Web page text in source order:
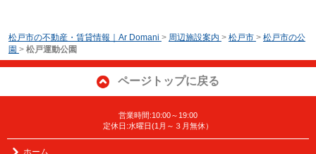
松戸市の不動産・賃貸情報｜Ar Domani > 周辺施設案内 > 松戸市 > 松戸市の公
園 > 松戸運動公園
ページトップに戻る
営業時間:10:00～19:00
定休日:水曜日(1月～３月無休）
ホーム